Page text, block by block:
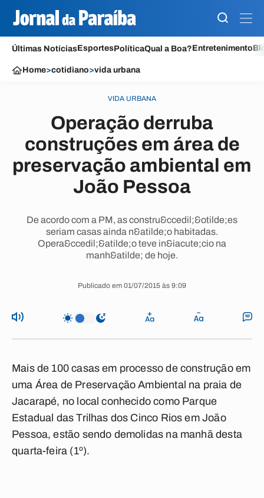
Últimas NotíciasEsportesPolíticaQual a Boa?Entretenimento
Home>cotidiano>vida urbana
VIDA URBANA
Operação derruba
construções em área de
preservação ambiental em
João Pessoa
De acordo com a PM, as constru&ccedil;&otilde;es
seriam casas ainda n&atilde;o habitadas.
Opera&ccedil;&atilde;o teve in&iacute;cio na
manh&atilde; de hoje.
Publicado em 01/07/2015 às 9:09
Mais de 100 casas em processo de construção em
uma Área de Preservação Ambiental na praia de
Jacarapé, no local conhecido como Parque
Estadual das Trilhas dos Cinco Rios em João
Pessoa, estão sendo demolidas na manhã desta
quarta-feira (1º).